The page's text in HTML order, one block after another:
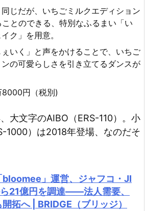
じだが、いちごミルクエディション
とのできる、特別なふるまい「い
ク」を用意。
ぇいく」と声をかけることで、いちご
の可愛らしさを引き立てるダンスが
8000円（税別)
大文字のAIBO（ERS-110）。小
1000）は2018年登場、なのだそ
bloomee」運営、ジャフコ・JI
21億円を調達——法人需要、
拓へ | BRIDGE（ブリッジ）